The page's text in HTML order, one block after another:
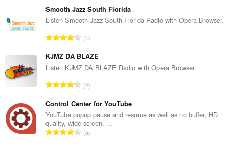
the
system
นี้
สามารถ
เข้า
และ
กิจกรรม
การ
ท่อง
น
น
ร
ว
ม
ทั้
ห
ด
:
ว
น
ะ
น
น
ร
ว
ม
ทั้
ง
ห
Smooth Jazz South Florida
Listen Smooth Jazz South Florida Radio with Opera Browser.
จำ
ว
น
ะ
น
น
ร
ว
1
KJMZ DA BLAZE
Listen KJMZ DA BLAZE Radio with Opera Browser.
จำ
ว
น
ค
ะ
4
Control Center for YouTube
YouTube popup pause and resume as well as no buffer, HD
quality, wide screen, ...
จำ
5